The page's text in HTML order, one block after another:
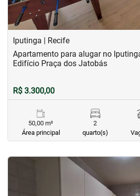
Iputinga | Recife
Apartamento para alugar no
Edifício Praça dos Jatobás
R$ 3.300,00
50,00 m²
Área principal
2
quarto(s)
<